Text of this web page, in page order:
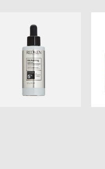
RETALIATE)
СТЕМОКСИДИН 5%
90МЛ Ежедневный
несмываемый уход для
кожи головы для сильно
истонченных волос.
1700 новых волос за 3
месяца!
6 700 pуб.